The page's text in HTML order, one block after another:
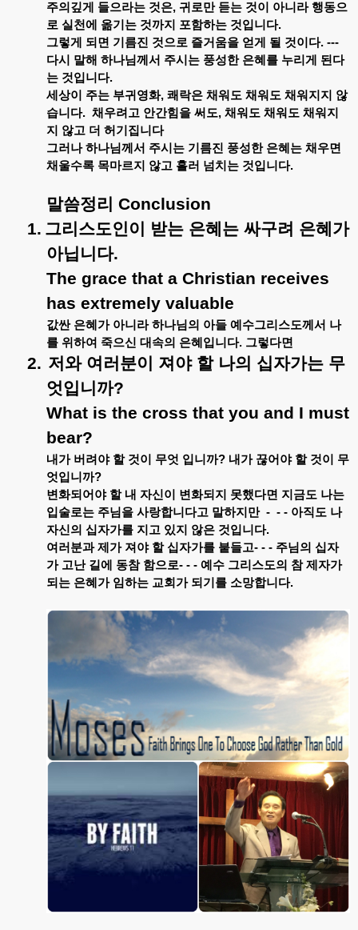
주의깊게
들으라는 것은, 귀로만 듣는 것이 아니라 행동으
로 실천에 옮기는 것까지 포함하는 것입니다.
그렇게
되면 기름진 것으로 즐거움을 얻게 될 것이다. ---
다시
말해 하나님께서 주시는 풍성한 은혜를 누리게
된다
는 것입니다.
세상이
주는 부귀영화, 쾌락은 채워도 채워도 채워지지
않
습니다. 채우려고 안간힘을 써도, 채워도 채워도 채워지
지
않고 더 허기집니다
그러나 하나님께서 주시는 기름진 풍성한 은혜는 채우면
채울수록 목마르지 않고 흘러 넘치는 것입니다.
말씀정리 Conclusion
1. 그리스도인이 받는 은혜는 싸구려 은혜가
아닙니다.
The grace that a Christian receives
has extremely valuable
값싼 은혜가 아니라 하나님의 아들 예수그리스도께서 나
를 위하여 죽으신 대속의 은혜입니다. 그렇다면
2. 저와 여러분이 져야 할 나의 십자가는 무
엇입니까?
What is the cross that you and I must
bear?
내가 버려야 할 것이 무엇 입니까? 내가 끊어야 할 것이
무
엇입니까?
변화되어야 할 내 자신이 변화되지 못했다면 지금도 나는
입술로는 주님을 사랑합니다고 말하지만 - - - 아직도 나
자신의 십자가를 지고 있지 않은 것입니다.
여러분과 제가 져야 할 십자가를 붙들고- - - 주님의 십자
가 고난 길에 동참 함으로- - - 예수 그리스도의 참 제자가
되는 은혜가 임하는 교회가 되기를 소망합니다.